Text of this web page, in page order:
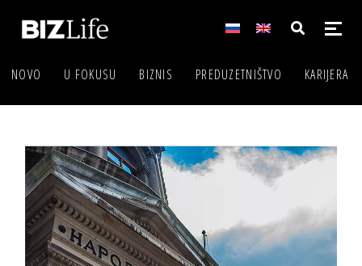
NOVO U FOKUSU BIZNIS PREDUZETNIŠTVO KARIJERA